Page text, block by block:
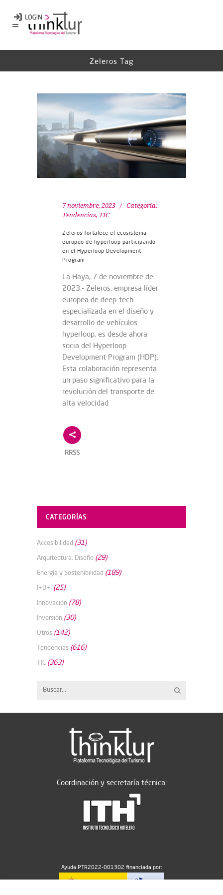
Zeleros Tag
7 noviembre, 2023
Categoría:
Tendencias, TIC
Zeleros fortalece el ecosistema
europeo de hyperloop participando
en el Hyperloop Development
Program
La Haya, 7 de noviembre de
2023.- Zeleros, empresa líder
europea de deep-tech
especializada en el diseño y
desarrollo de vehículos
hyperloop, es desde ahora
socia del Hyperloop
Development Program (HDP).
Esta colaboración representa
un paso significativo para la
revolución del transporte de
alta velocidad
RRSS
CATEGORÍAS
Accesibilidad (31)
Arquitectura, Diseño (29)
Energía y Sostenibilidad (189)
I+D+i (25)
Innovación (78)
Inversión (30)
Otros (142)
Tendencias (616)
TIC (363)
Coordinación y secretaría técnica:
Ayuda PTR2022-001302 financiada por: